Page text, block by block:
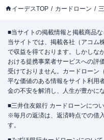
イーデスTOP カードローン
■当サイトの掲載情報と掲載商品
当サイトでは、掲載各社（アコム
で収益を得ております。しかしな
おける提携事業者サービスへの評
受けておりません。カードローン
平な価値のある情報をサイト利用
金の不安を解消し、人生が豊かに
■三井住友銀行 カードローンにつ
※毎月の返済は、返済時点での借
す。